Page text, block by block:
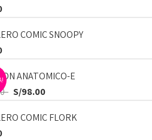
COMIC SNOOPY
ANATOMICO-E
S/98.00
COMIC FLORK